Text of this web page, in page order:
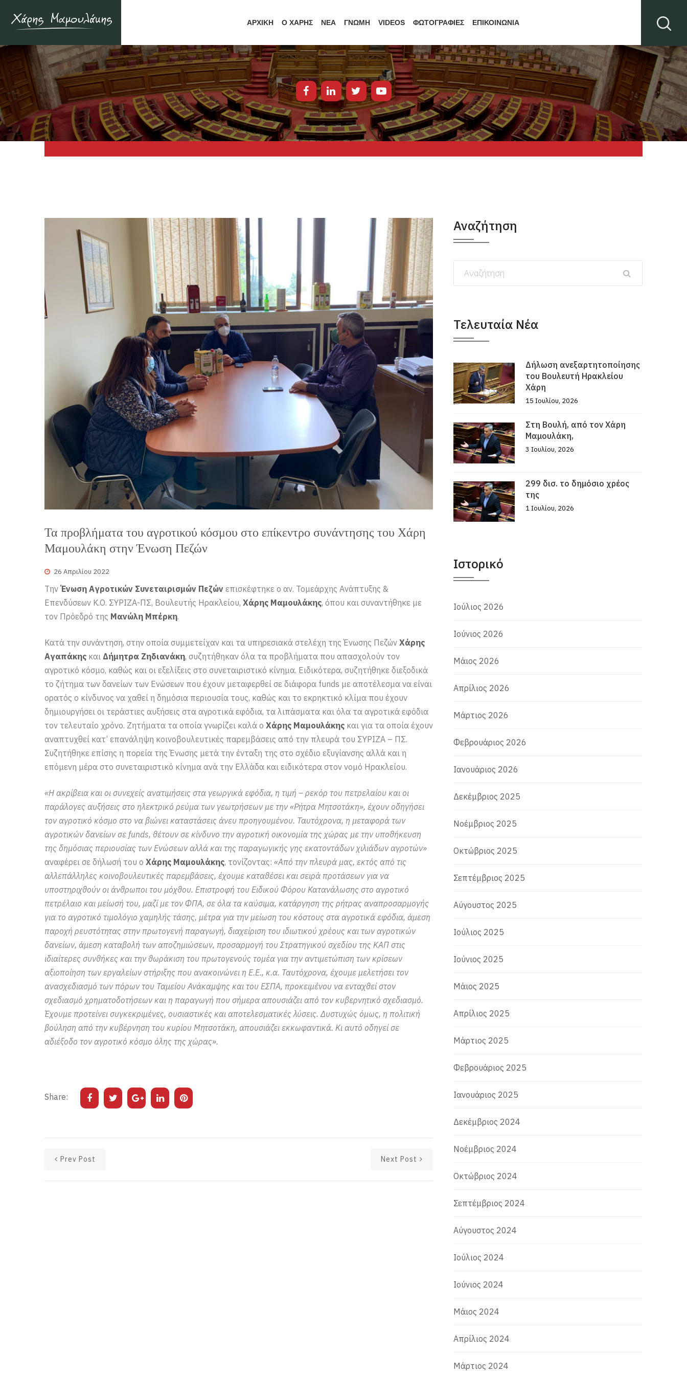
ΑΡΧΙΚΗ Ο ΧΑΡΗΣ ΝΕΑ ΓΝΩΜΗ VIDEOS ΦΩΤΟΓΡΑΦΙΕΣ ΕΠΙΚΟΙΝΩΝΙΑ
Τα προβλήματα του αγροτικού κόσμου στο επίκεντρο συνάντησης του Χάρη
Μαμουλάκη στην Ένωση Πεζών
26 Απριλίου 2022
Την Ένωση Αγροτικών Συνεταιρισμών Πεζών επισκέφτηκε ο αν. Τομεάρχης Ανάπτυξης &
Επενδύσεων Κ.Ο. ΣΥΡΙΖΑ-ΠΣ, Βουλευτής Ηρακλείου, Χάρης Μαμουλάκης, όπου και συναντήθηκε με
τον Πρόεδρό της Μανώλη Μπέρκη.
Κατά την συνάντηση, στην οποία συμμετείχαν και τα υπηρεσιακά στελέχη της Ένωσης Πεζών Χάρης
Αγαπάκης και Δήμητρα Ζηδιανάκη, συζητήθηκαν όλα τα προβλήματα που απασχολούν τον
αγροτικό κόσμο, καθώς και οι εξελίξεις στο συνεταιριστικό κίνημα. Ειδικότερα, συζητήθηκε διεξοδικά
το ζήτημα των δανείων των Ενώσεων που έχουν μεταφερθεί σε διάφορα funds με αποτέλεσμα να είναι
ορατός ο κίνδυνος να χαθεί η δημόσια περιουσία τους, καθώς και το εκρηκτικό κλίμα που έχουν
δημιουργήσει οι τεράστιες αυξήσεις στα αγροτικά εφόδια, τα λιπάσματα και όλα τα αγροτικά εφόδια
τον τελευταίο χρόνο. Ζητήματα τα οποία γνωρίζει καλά ο Χάρης Μαμουλάκης και για τα οποία έχουν
αναπτυχθεί κατ’ επανάληψη κοινοβουλευτικές παρεμβάσεις από την πλευρά του ΣΥΡΙΖΑ – ΠΣ.
Συζητήθηκε επίσης η πορεία της Ένωσης μετά την ένταξη της στο σχέδιο εξυγίανσης αλλά και η
επόμενη μέρα στο συνεταιριστικό κίνημα ανά την Ελλάδα και ειδικότερα στον νομό Ηρακλείου.
«Η ακρίβεια και οι συνεχείς ανατιμήσεις στα γεωργικά εφόδια, η τιμή – ρεκόρ του πετρελαίου και οι
παράλογες αυξήσεις στο ηλεκτρικό ρεύμα των γεωτρήσεων με την «Ρήτρα Μητσοτάκη», έχουν οδηγήσει
τον αγροτικό κόσμο στο να βιώνει καταστάσεις άνευ προηγουμένου. Ταυτόχρονα, η μεταφορά των
αγροτικών δανείων σε funds, θέτουν σε κίνδυνο την αγροτική οικονομία της χώρας με την υποθήκευση
της δημόσιας περιουσίας των Ενώσεων αλλά και της παραγωγικής γης εκατοντάδων χιλιάδων αγροτών»
αναφέρει σε δήλωσή του ο Χάρης Μαμουλάκης, τονίζοντας: «Από την πλευρά μας, εκτός από τις
αλλεπάλληλες κοινοβουλευτικές παρεμβάσεις, έχουμε καταθέσει και σειρά προτάσεων για να
υποστηριχθούν οι άνθρωποι του μόχθου. Επιστροφή του Ειδικού Φόρου Κατανάλωσης στο αγροτικό
πετρέλαιο και μείωσή του, μαζί με τον ΦΠΑ, σε όλα τα καύσιμα, κατάργηση της ρήτρας αναπροσαρμογής
για το αγροτικό τιμολόγιο χαμηλής τάσης, μέτρα για την μείωση του κόστους στα αγροτικά εφόδια, άμεση
παροχή ρευστότητας στην πρωτογενή παραγωγή, διαχείριση του ιδιωτικού χρέους και των αγροτικών
δανείων, άμεση καταβολή των αποζημιώσεων, προσαρμογή του Στρατηγικού σχεδίου της ΚΑΠ στις
ιδιαίτερες συνθήκες και την θωράκιση του πρωτογενούς τομέα για την αντιμετώπιση των κρίσεων
αξιοποίηση των εργαλείων στήριξης που ανακοινώνει η Ε.Ε., κ.α. Ταυτόχρονα, έχουμε μελετήσει τον
ανασχεδιασμό των πόρων του Ταμείου Ανάκαμψης και του ΕΣΠΑ, προκειμένου να ενταχθεί στον
σχεδιασμό χρηματοδοτήσεων και η παραγωγή που σήμερα απουσιάζει από τον κυβερνητικό σχεδιασμό.
Έχουμε προτείνει συγκεκριμένες, ουσιαστικές και αποτελεσματικές λύσεις. Δυστυχώς όμως, η πολιτική
βούληση από την κυβέρνηση του κυρίου Μητσοτάκη, απουσιάζει εκκωφαντικά. Κι αυτό οδηγεί σε
αδιέξοδο τον αγροτικό κόσμο όλης της χώρας».
Share:
Prev Post Next Post
Αναζήτηση
Τελευταία Νέα
Δήλωση ανεξαρτητοποίησης
του Βουλευτή Ηρακλείου
Χάρη
15 Ιουλίου, 2026
Στη Βουλή, από τον Χάρη
Μαμουλάκη,
3 Ιουλίου, 2026
299 δισ. το δημόσιο χρέος
της
1 Ιουλίου, 2026
Ιστορικό
Ιούλιος 2026
Ιούνιος 2026
Μάιος 2026
Απρίλιος 2026
Μάρτιος 2026
Φεβρουάριος 2026
Ιανουάριος 2026
Δεκέμβριος 2025
Νοέμβριος 2025
Οκτώβριος 2025
Σεπτέμβριος 2025
Αύγουστος 2025
Ιούλιος 2025
Ιούνιος 2025
Μάιος 2025
Απρίλιος 2025
Μάρτιος 2025
Φεβρουάριος 2025
Ιανουάριος 2025
Δεκέμβριος 2024
Νοέμβριος 2024
Οκτώβριος 2024
Σεπτέμβριος 2024
Αύγουστος 2024
Ιούλιος 2024
Ιούνιος 2024
Μάιος 2024
Απρίλιος 2024
Μάρτιος 2024